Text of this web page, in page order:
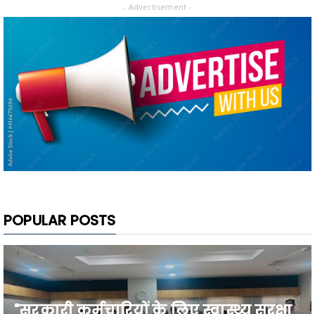
- Advertisement -
POPULAR POSTS